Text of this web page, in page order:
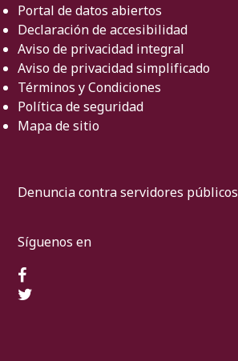
Portal de datos abiertos
Declaración de accesibilidad
Aviso de privacidad integral
Aviso de privacidad simplificado
Términos y Condiciones
Política de seguridad
Mapa de sitio
Denuncia contra servidores públicos
Síguenos en